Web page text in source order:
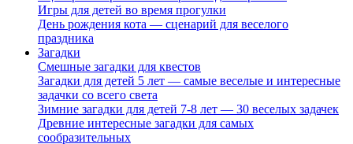
Игры для детей во время прогулки
День рождения кота — сценарий для веселого
праздника
Загадки
Смешные загадки для квестов
Загадки для детей 5 лет — самые веселые и интересные
задачки со всего света
Зимние загадки для детей 7-8 лет — 30 веселых задачек
Древние интересные загадки для самых
сообразительных